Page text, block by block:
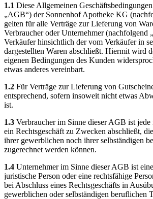
1.1 Diese Allgemeinen
„AGB“) der Sonnenhof Apotheke KG
gelten für alle Verträge zur Lieferung von
Verbraucher oder Unternehmer (nachfolgend
Verkäufer hinsichtlich der vom Verkäufer in
dargestellten Waren abschließt. Hiermit wird
eigenen Bedingungen des Kunden
etwas anderes vereinbart.
1.2 Für Verträge zur Lieferung von
entsprechend, sofern insoweit nicht etwas
ist.
1.3 Verbraucher im Sinne dieser AGB ist jede
ein Rechtsgeschäft zu Zwecken abschließt,
ihrer gewerblichen noch ihrer selbständigen
zugerechnet werden können.
1.4 Unternehmer im Sinne dieser AGB ist
juristische Person oder eine rechtsfähige
bei Abschluss eines Rechtsgeschäfts in
gewerblichen oder selbständigen beruflichen